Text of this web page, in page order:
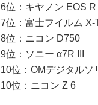
6位：キヤノン EOS R
7位：富士フイルム X-
8位：ニコン D750
9位：ソニー α7R III
10位：OMデジタルソ
10位：ニコン Z 6